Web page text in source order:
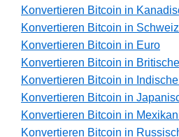
Konvertieren Bitcoin in
Konvertieren Bitcoin in
Konvertieren Bitcoin in Euro
Konvertieren Bitcoin in
Konvertieren Bitcoin in
Konvertieren Bitcoin in
Konvertieren Bitcoin in
Konvertieren Bitcoin in